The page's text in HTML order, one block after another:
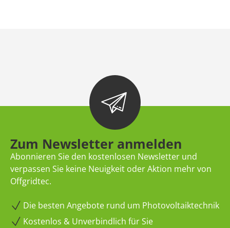
Zum Newsletter anmelden
Abonnieren Sie den kostenlosen Newsletter und
verpassen Sie keine Neuigkeit oder Aktion mehr von
Offgridtec.
Die besten Angebote rund um Photovoltaiktechnik
Kostenlos & Unverbindlich für Sie